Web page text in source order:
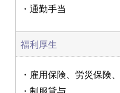
・通勤手当
福利厚生
・雇用保険、労災保険
・制服貸与